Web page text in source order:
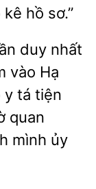
hồ sơ.”
duy nhất
vào Hạ
y tá tiện
mình